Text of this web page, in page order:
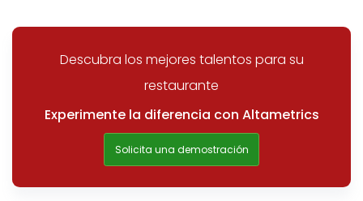
Descubra los mejores talentos para su
restaurante
Experimente la diferencia con Altametrics
Solicita una demostración